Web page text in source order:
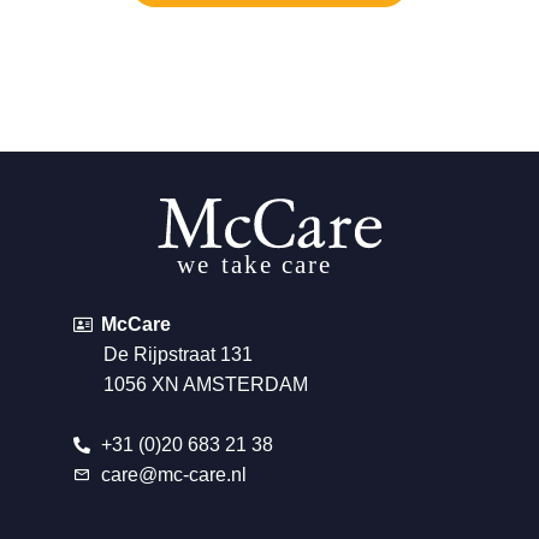
McCare
De Rijpstraat 131
1056 XN AMSTERDAM
+31 (0)20 683 21 38
care@mc-care.nl